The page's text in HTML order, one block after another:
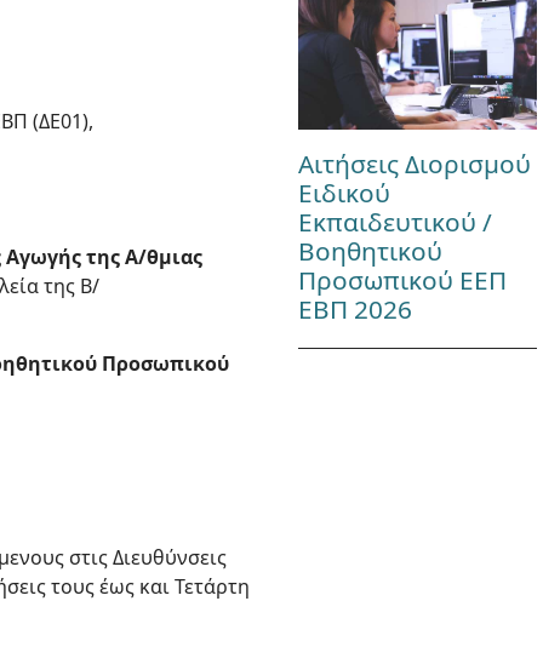
(ΔΕ01),
Αγωγής της Α/θμιας
της Β/
Προσωπικού
στις Διευθύνσεις
τους έως και Τετάρτη
Αιτήσεις Διορισμού
Ειδικού
Εκπαιδευτικού /
Βοηθητικού
Προσωπικού ΕΕΠ
ΕΒΠ 2026